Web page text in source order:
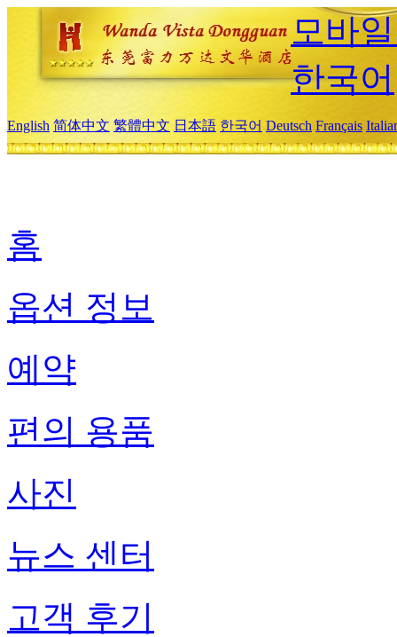
모바
한국어
English 简体中文 繁體中文 日本語 한국어 Deutsch Français
홈
옵션 정보
예약
편의 용품
사진
뉴스 센터
고객 후기